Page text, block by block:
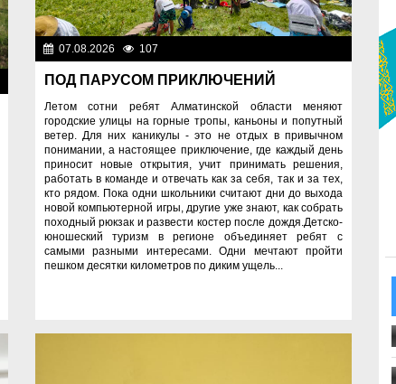
07.08.2026 107
ПОД ПАРУСОМ ПРИКЛЮЧЕНИЙ
Летом сотни ребят Алматинской области меняют
городские улицы на горные тропы, каньоны и попутный
ветер. Для них каникулы - это не отдых в привычном
понимании, а настоящее приключение, где каждый день
приносит новые открытия, учит принимать решения,
работать в команде и отвечать как за себя, так и за тех,
кто рядом. Пока одни школьники считают дни до выхода
новой компьютерной игры, другие уже знают, как собрать
походный рюкзак и развести костер после дождя.Детско-
юношеский туризм в регионе объединяет ребят с
самыми разными интересами. Одни мечтают пройти
пешком десятки километров по диким ущель...